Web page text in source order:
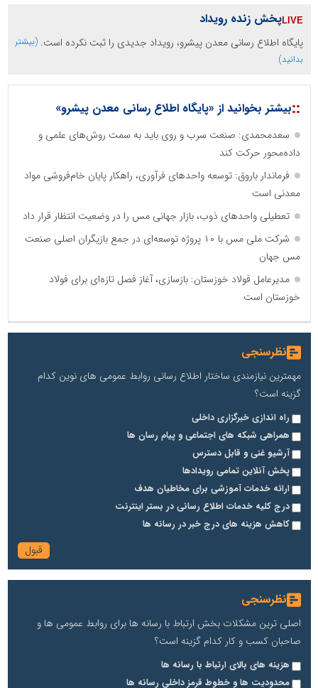
پخش زنده رویداد
پایگاه اطلاع رسانی معدن پیشرو، رویداد جدیدی را ثبت نکرده است. (بیشتر
بدانید)
::بیشتر بخوانید از «پایگاه اطلاع رسانی معدن پیشرو»
سعدمحمدی: صنعت سرب و روی باید به سمت روش‌های علمی و
داده‌محور حرکت کند
فرماندار باروق: توسعه واحدهای فرآوری، راهکار پایان خام‌فروشی مواد
معدنی است
تعطیلی واحدهای ذوب، بازار جهانی مس را در وضعیت انتظار قرار داد
شرکت ملی مس با ۱۰ پروژه توسعه‌ای در جمع بازیگران اصلی صنعت
مس جهان
مدیرعامل فولاد خوزستان: بازسازی، آغاز فصل تازه‌ای برای فولاد
خوزستان است
نظرسنجی
مهمترین نیازمندی ساختار اطلاع رسانی روابط عمومی های نوین کدام
گزینه است؟
راه اندازی خبرگزاری داخلی
همراهی شبکه های اجتماعی و پیام رسان ها
آرشیو غنی و قابل دسترس
پخش آنلاین تمامی رویدادها
ارائه خدمات آموزشی برای مخاطیان هدف
درج کلیه خدمات اطلاع رسانی در بستر اینترنت
کاهش هزینه های درج خبر در رسانه ها
نظرسنجی
اصلی ترین مشکلات بخش ارتباط با رسانه ها برای روابط عمومی ها و
صاحبان کسب و کار کدام گزینه است؟
هزینه های بالای ارتباط با رسانه ها
محدودیت ها و خطوط قرمز داخلی رسانه ها